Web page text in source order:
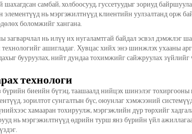
самбай, холбоосууд, гуссетуудыг зориуд
элементүүд нь мэргэжилтнүүд клиентийн уулзалтанд орж
боломжийг хангана.
нь илүү их нугаламтгай байдал эсвэл дэмжлэг
ашигладаг. Хувцас хийх энэ шинжлэх ухааны
бууруулах, нийт дундаа тохимжийг сайжруулах зүйлийг
технологи
биеийн бүтэц, таашаалд нийцэх шинэлэг тохиргооны
зорилтот сунгалтын бүс, оюунлаг хэмжээний
хамааран тохируулж, мэргэжлийн дүр төрхийг
нь мэргэжилтнүүд өдрийн турш янз бүрийн үйл